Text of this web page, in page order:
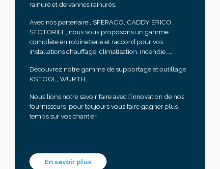
rainuré et de vannes rainurés.
Avec nos partenaire , SFERACO, CADDY ERICO,
SECTORIEL, nous vous proposons un gamme
complète en robinetterie et raccord pour vos
installations chauffage, climatisation, incendie……
Découvrez notre gamme de supportage et outillage
KSTOOL, WURTH,
Nous lions notre savoir faire avec l’innovation de nos
fournisseurs pour toujours vous faire gagner plus
temps sur vos chantier.
En savoir plus